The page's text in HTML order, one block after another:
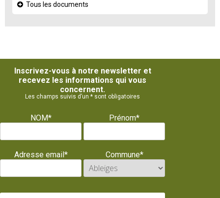
Tous les documents
Inscrivez-vous à notre newsletter et
recevez les informations qui vous
concernent.
Les champs suivis d’un * sont obligatoires
NOM* Prénom*
Adresse email* Commune*